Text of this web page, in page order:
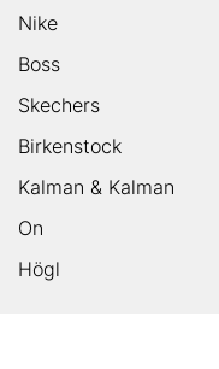
Nike
Boss
Skechers
Birkenstock
Kalman & Kalman
On
Högl